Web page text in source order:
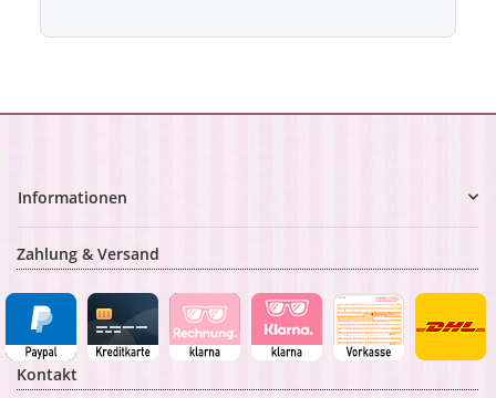
Informationen
Zahlung & Versand
Kontakt